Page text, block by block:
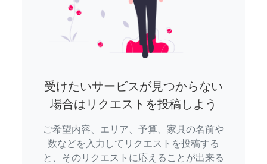
受けたいサービスが見つからない
場合はリクエストを投稿しよう
ご希望内容、エリア、予算、家具の名前や
数などを入力してリクエストを投稿する
と、そのリクエストに応えることが出来る